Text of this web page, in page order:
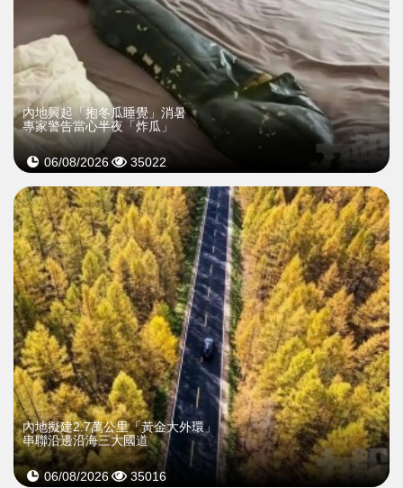
內地興起「抱冬瓜睡覺」消暑
專家警告當心半夜「炸瓜」
06/08/2026 35022
內地擬建2.7萬公里「黃金大外環」
串聯沿邊沿海三大國道
06/08/2026 35016